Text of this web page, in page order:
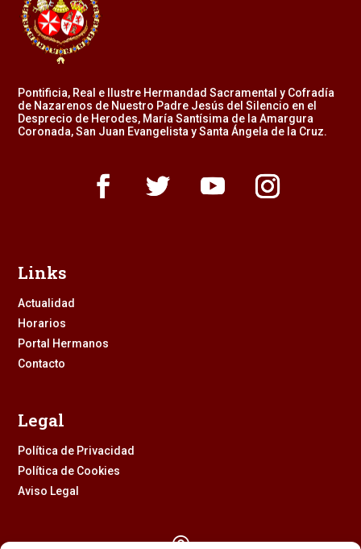
Pontificia, Real e Ilustre Hermandad Sacramental y Cofradía
de Nazarenos de Nuestro Padre Jesús del Silencio en el
Desprecio de Herodes, María Santísima de la Amargura
Coronada, San Juan Evangelista y Santa Ángela de la Cruz.
Links
Actualidad
Horarios
Portal Hermanos
Contacto
Legal
Política de Privacidad
Política de Cookies
Aviso Legal